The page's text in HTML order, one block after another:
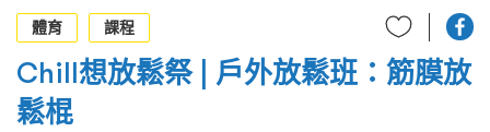
EN
體育
課程
Chill想放鬆祭 | 戶外放鬆班：筋膜放
鬆棍